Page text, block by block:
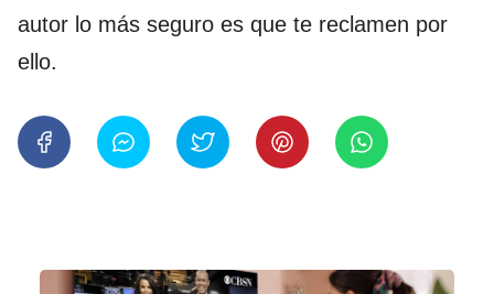
autor lo más seguro es que te reclamen por
ello.